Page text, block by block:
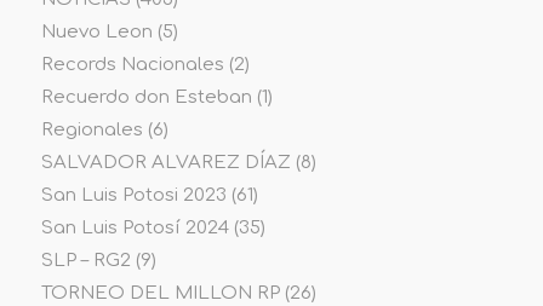
Nuevo Leon (5)
Records Nacionales (2)
Recuerdo don Esteban (1)
Regionales (6)
SALVADOR ALVAREZ DÍAZ (8)
San Luis Potosi 2023 (61)
San Luis Potosí 2024(35)
SLP – RG2 (9)
TORNEO DEL MILLON RP(26)